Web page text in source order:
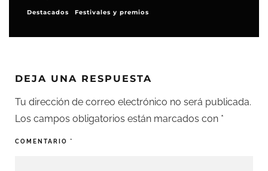
Destacados Festivales y premios
DEJA UNA RESPUESTA
Tu dirección de correo electrónico no será publicada.
Los campos obligatorios están marcados con *
COMENTARIO *